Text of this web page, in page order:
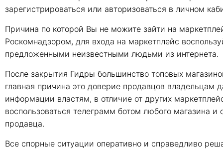
зарегистрироваться или авторизоваться в личном
Причина по которой Вы не можите зайти на
Роскомнадзором, для входа на маркетплейс
предложенными неизвестными людьми из интернета.
После закрытия Гидры большинство топовых
главная причина это доверие продавцов владельцам
информации властям, в отличие от других
воспользоваться телеграмм ботом любого магазина
продавца.
Все спорные ситуации оперативно и справедливо